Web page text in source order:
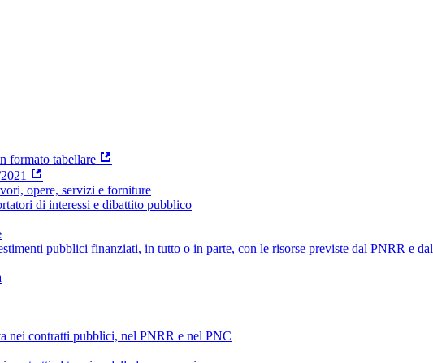
formato tabellare
opere, servizi e forniture
di interessi e dibattito pubblico
pubblici finanziati, in tutto o in parte, con le risorse previste dal PNRR e
nei contratti pubblici, nel PNRR e nel PNC